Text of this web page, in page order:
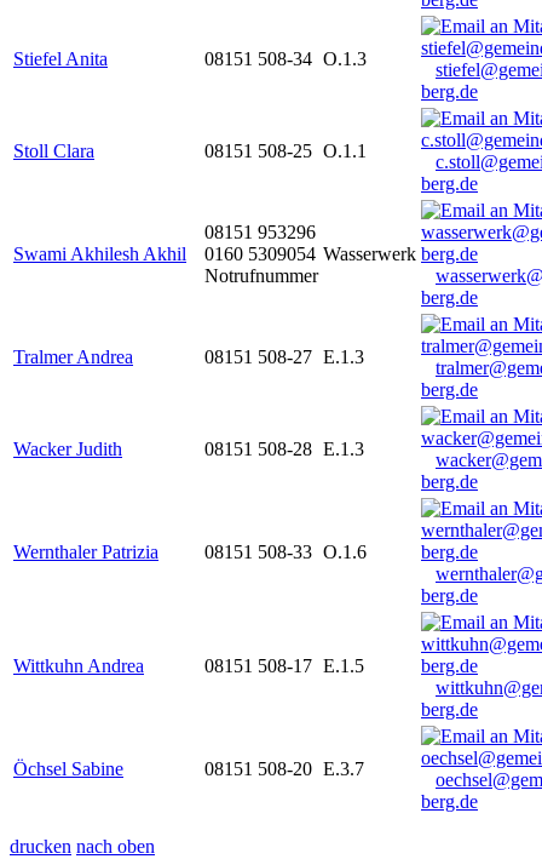
Stiefel Anita 08151 508-34 O.1.3
berg.de
Stoll Clara 08151 508-25 O.1.1
berg.de
Swami Akhilesh Akhil
08151 953296
0160 5309054
Notrufnummer
Wasserwerk
berg.de
Tralmer Andrea 08151 508-27 E.1.3
berg.de
Wacker Judith 08151 508-28 E.1.3
berg.de
Wernthaler Patrizia 08151 508-33 O.1.6
berg.de
Wittkuhn Andrea 08151 508-17 E.1.5
berg.de
Öchsel Sabine 08151 508-20 E.3.7
berg.de
drucken nach oben